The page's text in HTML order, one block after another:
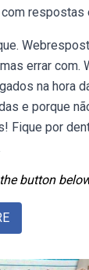
errar
na hora
e porque
Fique por
button